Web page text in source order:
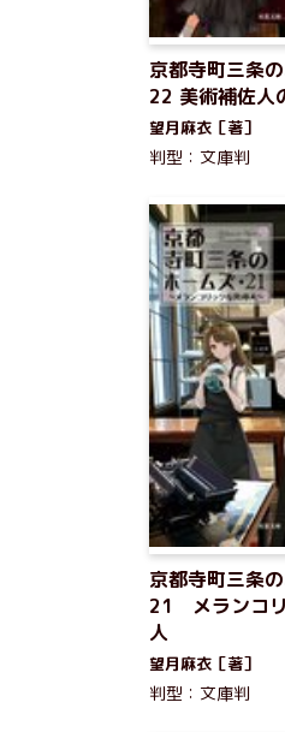
京都寺町三条
22 美術補佐人
望月麻衣［著］
判型：文庫判
京都寺町三条
21 メランコ
人
望月麻衣［著］
判型：文庫判